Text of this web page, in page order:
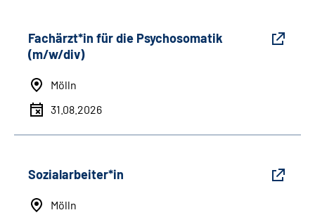
Fachärzt*in für die Psychosomatik
(m/w/div)
Mölln
31.08.2026
Sozialarbeiter*in
Mölln